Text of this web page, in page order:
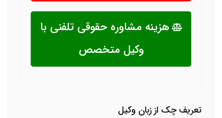
هزینه مشاوره حقوقی تلفنی با
وکیل متخصص
تعریف چک از زبان وکیل